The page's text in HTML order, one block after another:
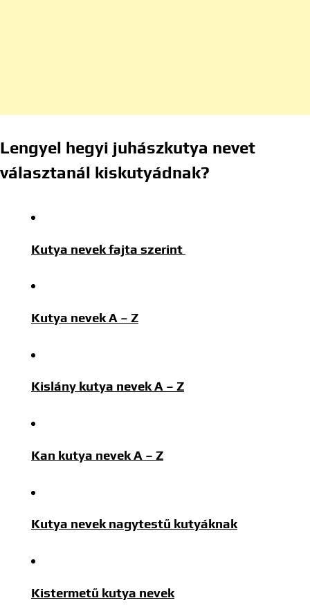
Lengyel hegyi juhászkutya nevet
választanál kiskutyádnak?
Kutya nevek fajta szerint
Kutya nevek A – Z
Kislány kutya nevek A – Z
Kan kutya nevek A – Z
Kutya nevek nagytestű kutyáknak
Kistermetű kutya nevek